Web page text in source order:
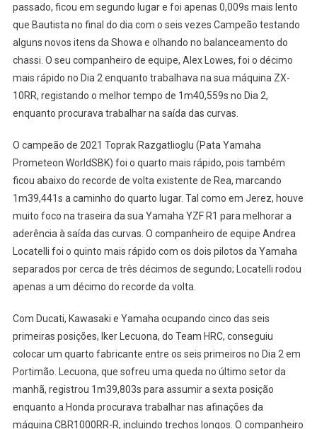
passado, ficou em segundo lugar e foi apenas 0,009s mais lento
que Bautista no final do dia com o seis vezes Campeão testando
alguns novos itens da Showa e olhando no balanceamento do
chassi. O seu companheiro de equipe, Alex Lowes, foi o décimo
mais rápido no Dia 2 enquanto trabalhava na sua máquina ZX-
10RR, registando o melhor tempo de 1m40,559s no Dia 2,
enquanto procurava trabalhar na saída das curvas.
O campeão de 2021 Toprak Razgatlioglu (Pata Yamaha
Prometeon WorldSBK) foi o quarto mais rápido, pois também
ficou abaixo do recorde de volta existente de Rea, marcando
1m39,441s a caminho do quarto lugar. Tal como em Jerez, houve
muito foco na traseira da sua Yamaha YZF R1 para melhorar a
aderência à saída das curvas. O companheiro de equipe Andrea
Locatelli foi o quinto mais rápido com os dois pilotos da Yamaha
separados por cerca de três décimos de segundo; Locatelli rodou
apenas a um décimo do recorde da volta.
Com Ducati, Kawasaki e Yamaha ocupando cinco das seis
primeiras posições, Iker Lecuona, do Team HRC, conseguiu
colocar um quarto fabricante entre os seis primeiros no Dia 2 em
Portimão. Lecuona, que sofreu uma queda no último setor da
manhã, registrou 1m39,803s para assumir a sexta posição
enquanto a Honda procurava trabalhar nas afinações da
máquina CBR1000RR-R, incluindo trechos longos. O companheiro